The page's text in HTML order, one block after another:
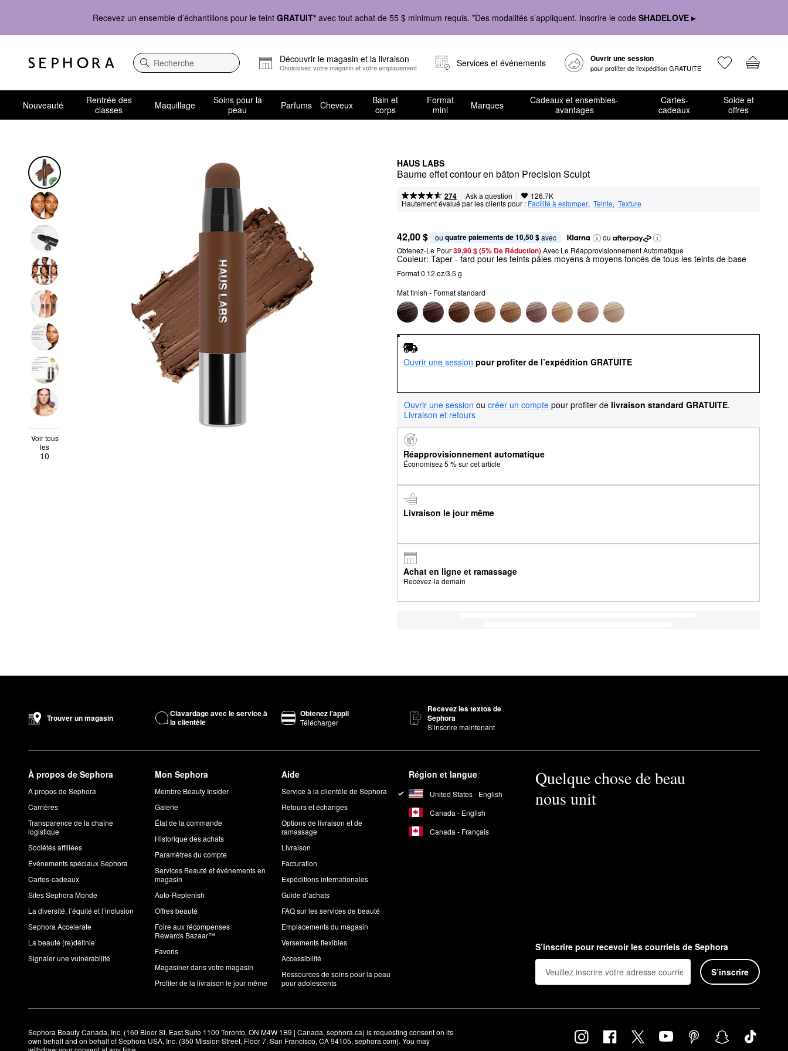
Recevez un ensemble d’échantillons pour le teint GRATUIT* avec tout achat de 55 $ minimum requis. *Des modalités s’appliquent. Inscrire le code SHADELOVE ▸
Recherche
Découvrir le magasin et la livraison
Choisissez votre magasin et votre emplacement Services et événements Ouvrir une session
pour profiter de l’expédition GRATUITE
Nouveauté
Rentrée des
classes
Maquillage
Soins pour la
peau
Parfums Cheveux
Bain et
corps
Format
mini
Marques
Cadeaux et ensembles-
avantages
Cartes-
cadeaux
Solde et
offres
HAUS LABS
Baume effet contour en bâton Precision Sculpt
274 | Ask a question | 126.7K
Hautement évalué par les clients pour : Facilité à estomper, Teinte, Texture
Voir tous
les
10
42,00 $ ou quatre paiements de 10,50 $ avec
ou
Obtenez-Le Pour39,90 $ (5% De Réduction) Avec Le Réapprovisionnement Automatique
Couleur: Taper - fard pour les teints pâles moyens à moyens foncés de tous les teints de base
Format 0.12 oz/3.5 g
Mat finish - Format standard
Ouvrir une session pour profiter de l’expédition GRATUITE
Ouvrir une session ou créer un compte pour profiter de livraison standard GRATUITE.
Livraison et retours
Réapprovisionnement automatique
Économisez 5 % sur cet article
Livraison le jour même
Achat en ligne et ramassage
Recevez-la demain
Trouver un magasin
Clavardage avec le service à
la clientèle
Obtenez l’appli
Télécharger
Recevez les textos de
Sephora
S’inscrire maintenant
À propos de Sephora
À propos de Sephora
Carrières
Transparence de la chaîne
logistique
Sociétés affiliées
Événements spéciaux Sephora
Cartes-cadeaux
Sites Sephora Monde
La diversité, l’équité et l’inclusion
Sephora Accelerate
La beauté (re)définie
Signaler une vulnérabilité
Mon Sephora
Membre Beauty Insider
Galerie
État de la commande
Historique des achats
Paramètres du compte
Services Beauté et événements en
magasin
Auto-Replenish
Offres beauté
Foire aux récompenses
Rewards Bazaar™
Favoris
Magasiner dans votre magasin
Profiter de la livraison le jour même
Aide
Service à la clientèle de Sephora
Retours et échanges
Options de livraison et de
ramassage
Livraison
Facturation
Expéditions internationales
Guide d’achats
FAQ sur les services de beauté
Emplacements du magasin
Versements flexibles
Accessibilité
Ressources de soins pour la peau
pour adolescents
Région et langue
United States - English
Canada - English
Canada - Français
Quelque chose de beau
nous unit
S’inscrire pour recevoir les courriels de Sephora
S’inscrire
Sephora Beauty Canada, Inc. (160 Bloor St. East Suite 1100 Toronto, ON M4W 1B9 | Canada, sephora.ca) is requesting consent on its
own behalf and on behalf of Sephora USA, Inc. (350 Mission Street, Floor 7, San Francisco, CA 94105, sephora.com). You may